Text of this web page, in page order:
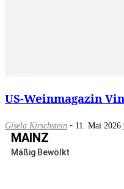
US-Weinmagazin
Gisela Kirschstein - 11. Mai 2026
MAINZ
Mäßig Bewölkt